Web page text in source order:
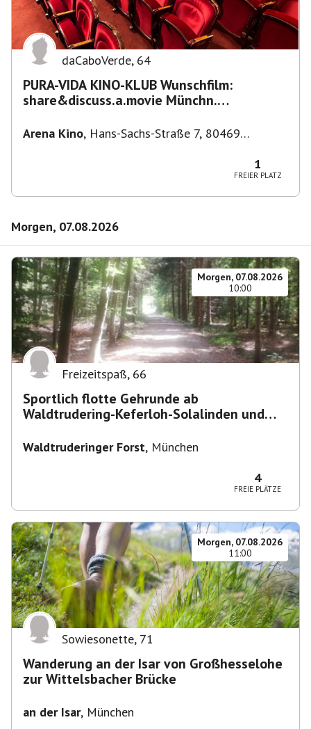
daCaboVerde, 64
PURA-VIDA KINO-KLUB Wunschfilm:
share&discuss.a.movie Münchn.
Arena Kino, Hans-Sachs-Straße 7, 80469
1
FREIER PLATZ
Morgen, 07.08.2026
Morgen, 07.08.2026
10:00
Freizeitspaß, 66
Sportlich flotte Gehrunde ab
Waldtrudering-Keferloh-Solalinden und
Waldtruderinger Forst, München
4
FREIE PLÄTZE
Morgen, 07.08.2026
11:00
Sowiesonette, 71
Wanderung an der Isar von Großhesselohe
zur Wittelsbacher Brücke
an der Isar, München